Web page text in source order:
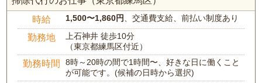
時給 1,500〜1,860円、交通費支給、前払い制度あり
勤務地
上石神井 徒歩10分
（東京都練馬区付近）
勤務時間
8時～20時の間で1時間〜、好きな日に働くこと
が可能です。(候補の日時から選択)